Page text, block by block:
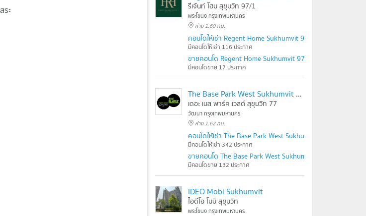
ะ
รีเจ้นท์ โฮม สุขุมวิท 97/1
พระโขนง กรุงเทพมหานคร
ห่าง 1.60 กม.
คอนโดให้เช่า Regent Home Sukhumvit 97/1
มีคอนโดให้เช่า 116 ประกาศ
ขายคอนโด Regent Home Sukhumvit 97/1
มีคอนโดขาย 17 ประกาศ
The Base Park West Sukhumvit 77
เดอะ เบส พาร์ค เวสต์ สุขุมวิท 77
วัฒนา กรุงเทพมหานคร
ห่าง 1.62 กม.
คอนโดให้เช่า The Base Park West Sukhumvit 77
มีคอนโดให้เช่า 342 ประกาศ
ขายคอนโด The Base Park West Sukhumvit 77
มีคอนโดขาย 132 ประกาศ
IDEO Mobi Sukhumvit
ไอดีโอ โมบิ สุขุมวิท
พระโขนง กรุงเทพมหานคร